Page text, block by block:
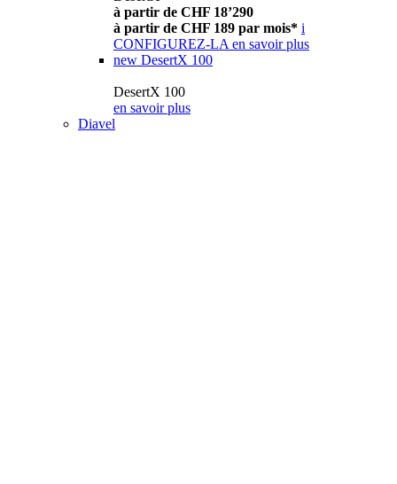
à partir de CHF 18’290
à partir de CHF 189 par mois* i
CONFIGUREZ-LA en savoir plus
new DesertX 100
DesertX 100
en savoir plus
Diavel